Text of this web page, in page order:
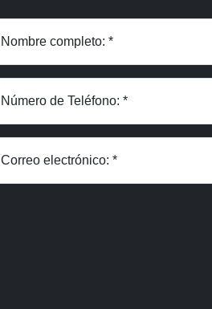
Nombre completo: *
Número de Teléfono: *
Correo electrónico: *